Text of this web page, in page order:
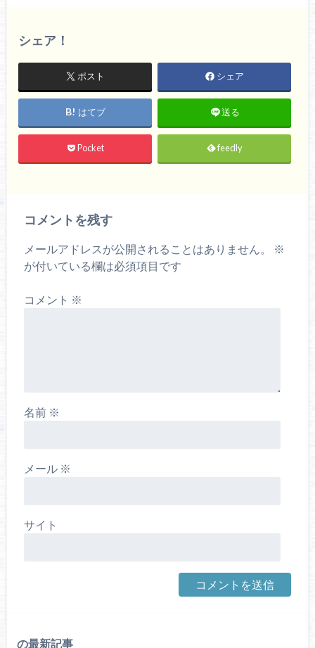
シェア！
ポスト シェア
はてブ 送る
Pocket feedly
コメントを残す
メールアドレスが公開されることはありません。
※
が付いている欄は必須項目です
コメント ※
名前 ※
メール ※
サイト
の最新記事